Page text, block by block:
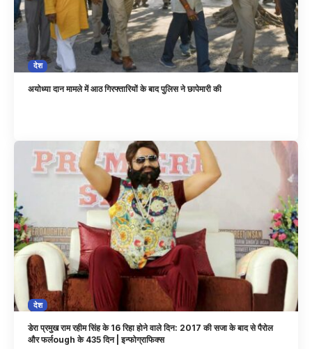
देश
अयोध्या दान मामले में आठ गिरफ्तारियों के बाद पुलिस ने छापेमारी की
देश
डेरा प्रमुख राम रहीम सिंह के 16 रिहा होने वाले दिन: 2017 की सजा के बाद से पैरोल
और फर्लough के 435 दिन | इन्फोग्राफिक्स